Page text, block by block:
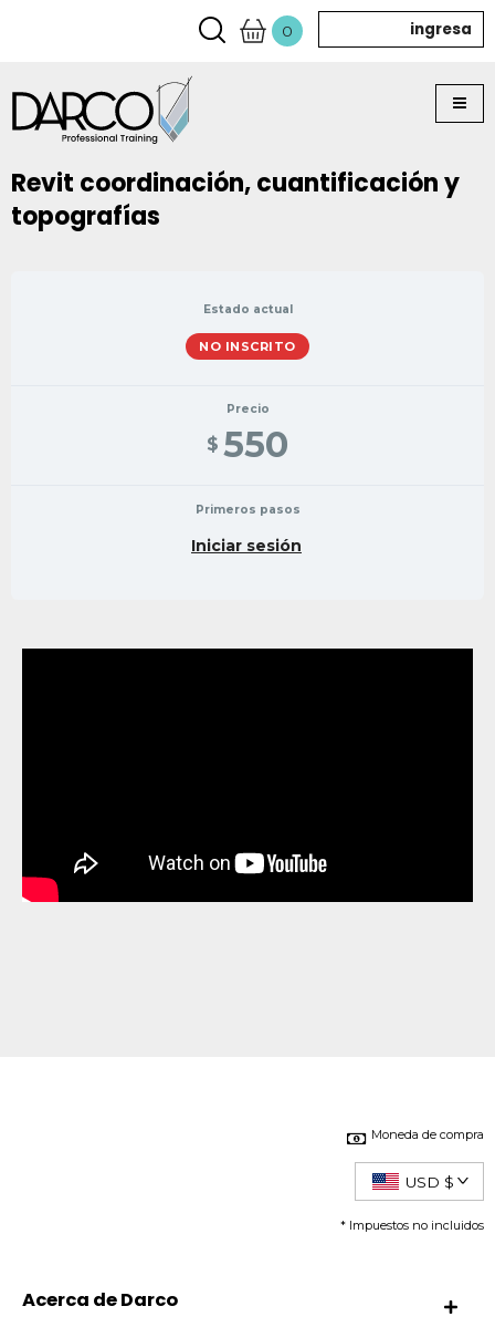
0 ingresa
Revit coordinación, cuantificación y
topografías
Estado actual
NO INSCRITO
Precio
$ 550
Primeros pasos
Iniciar sesión
Moneda de compra
USD $
* Impuestos no incluidos
Acerca de Darco